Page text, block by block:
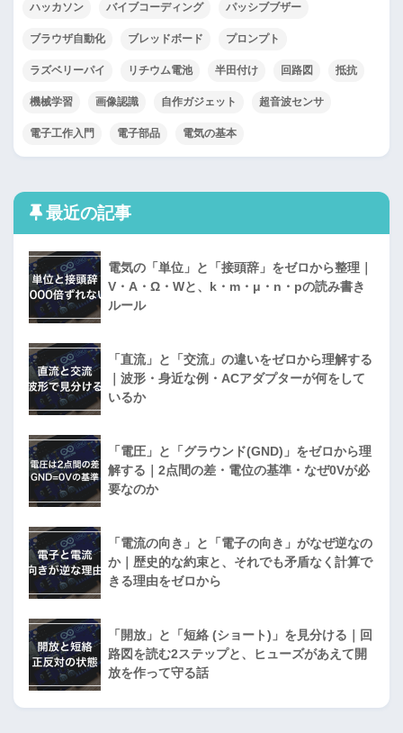
ハッカソン バイブコーディング パッシブブザー
ブラウザ自動化 ブレッドボード プロンプト
ラズベリーパイ リチウム電池 半田付け 回路図 抵抗
機械学習 画像認識 自作ガジェット 超音波センサ
電子工作入門 電子部品 電気の基本
最近の記事
電気の「単位」と「接頭辞」をゼロから整理｜
V・A・Ω・Wと、k・m・μ・n・pの読み書き
ルール
「直流」と「交流」の違いをゼロから理解する
｜波形・身近な例・ACアダプターが何をして
いるか
「電圧」と「グラウンド(GND)」をゼロから理
解する｜2点間の差・電位の基準・なぜ0Vが必
要なのか
「電流の向き」と「電子の向き」がなぜ逆なの
か｜歴史的な約束と、それでも矛盾なく計算で
きる理由をゼロから
「開放」と「短絡 (ショート)」を見分ける｜回
路図を読む2ステップと、ヒューズがあえて開
放を作って守る話